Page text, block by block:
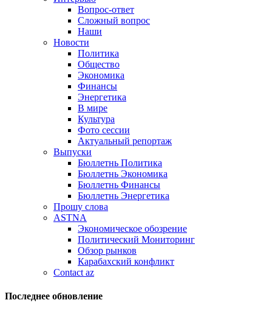
Вопрос-ответ
Сложный вопрос
Наши
Новости
Политика
Общество
Экономика
Финансы
Энергетика
В мире
Культура
Фото сессии
Актуальный репортаж
Выпуски
Бюллетнь Политика
Бюллетнь Экономика
Бюллетнь Финансы
Бюллетнь Энергетика
Прошу слова
ASTNA
Экономическое обозрение
Политический Мониторинг
Обзор рынков
Карабахский конфликт
Contact az
Последнее обновление